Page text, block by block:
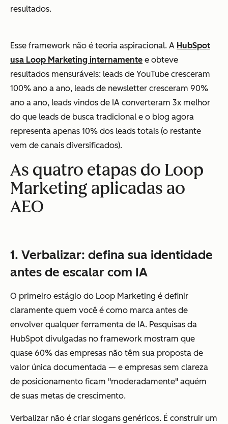
resultados.
Esse framework não é teoria aspiracional. A HubSpot
usa Loop Marketing internamente e obteve
resultados mensuráveis: leads de YouTube cresceram
100% ano a ano, leads de newsletter cresceram 90%
ano a ano, leads vindos de IA converteram 3x melhor
do que leads de busca tradicional e o blog agora
representa apenas 10% dos leads totais (o restante
vem de canais diversificados).
As quatro etapas do Loop
Marketing aplicadas ao
AEO
1. Verbalizar: defina sua identidade
antes de escalar com IA
O primeiro estágio do Loop Marketing é definir
claramente quem você é como marca antes de
envolver qualquer ferramenta de IA. Pesquisas da
HubSpot divulgadas no framework mostram que
quase 60% das empresas não têm sua proposta de
valor única documentada — e empresas sem clareza
de posicionamento ficam "moderadamente" aquém
de suas metas de crescimento.
Verbalizar não é criar slogans genéricos. É construir um